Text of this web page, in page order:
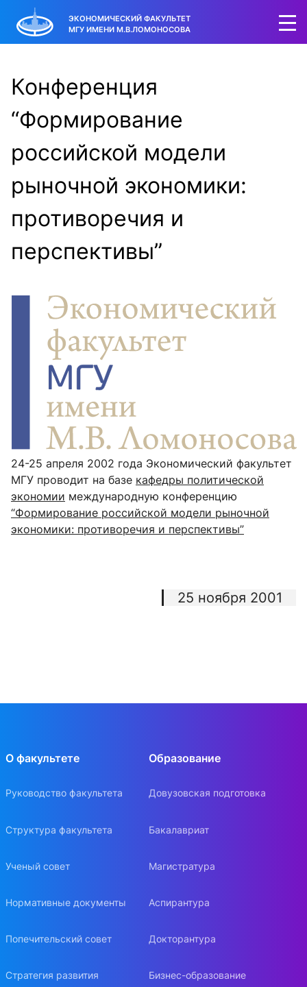
ЭКОНОМИЧЕСКИЙ ФАКУЛЬТЕТ
МГУ ИМЕНИ М.В.ЛОМОНОСОВА
Конференция
“Формирование
российской модели
рыночной экономики:
противоречия и
перспективы”
24-25 апреля 2002 года Экономический факультет
МГУ проводит на базе кафедры политической
экономии международную конференцию
“Формирование российской модели рыночной
экономики: противоречия и перспективы”
25 ноября 2001
О факультете
Руководство факультета
Структура факультета
Ученый совет
Нормативные документы
Попечительский совет
Стратегия развития
Образование
Довузовская подготовка
Бакалавриат
Магистратура
Аспирантура
Докторантура
Бизнес-образование